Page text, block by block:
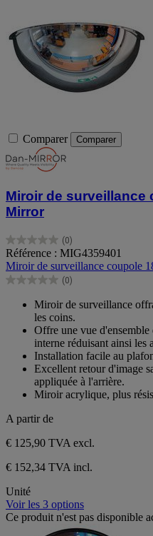
Comparer Comparer
Miroir de surveillance
Mirror
(0)
0.0
sur
5
étoiles.
Référence : MIG4359401
Miroir de surveillance coupole
(0)
0.0
étoiles.
Miroir de surveillance
les coins.
Offre une vue
interne réduisant ainsi les
Installation facile au
Excellent retour d'image
appliquée à l'arrière.
Miroir acrylique, plus
A partir de
€ 125,90 TVA excl.
€ 152,34 TVA incl.
Unité
Voir les 3 options
Ce produit n'est pas disponible